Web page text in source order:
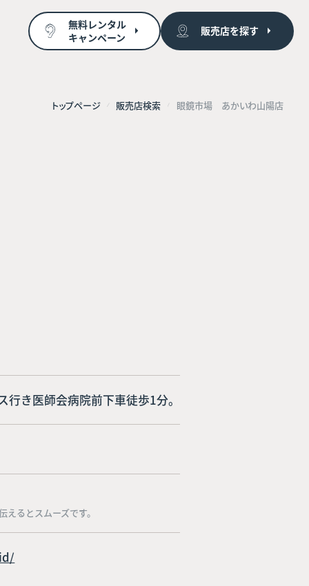
無料レンタル
キャンペーン
販売店を探す
トップページ 販売店検索 眼鏡市場 あかいわ山陽店
き医師会病院前下車徒歩1分。
るとスムーズです。